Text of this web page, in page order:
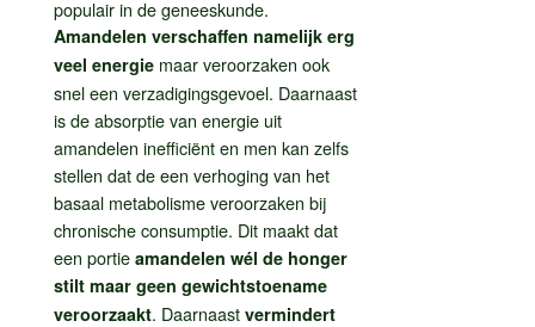
populair in de geneeskunde.
Amandelen verschaffen namelijk erg
veel energie maar veroorzaken ook
snel een verzadigingsgevoel. Daarnaast
is de absorptie van energie uit
amandelen inefficiënt en men kan zelfs
stellen dat de een verhoging van het
basaal metabolisme veroorzaken bij
chronische consumptie. Dit maakt dat
een portie amandelen wél de honger
stilt maar geen gewichtstoename
veroorzaakt. Daarnaast vermindert